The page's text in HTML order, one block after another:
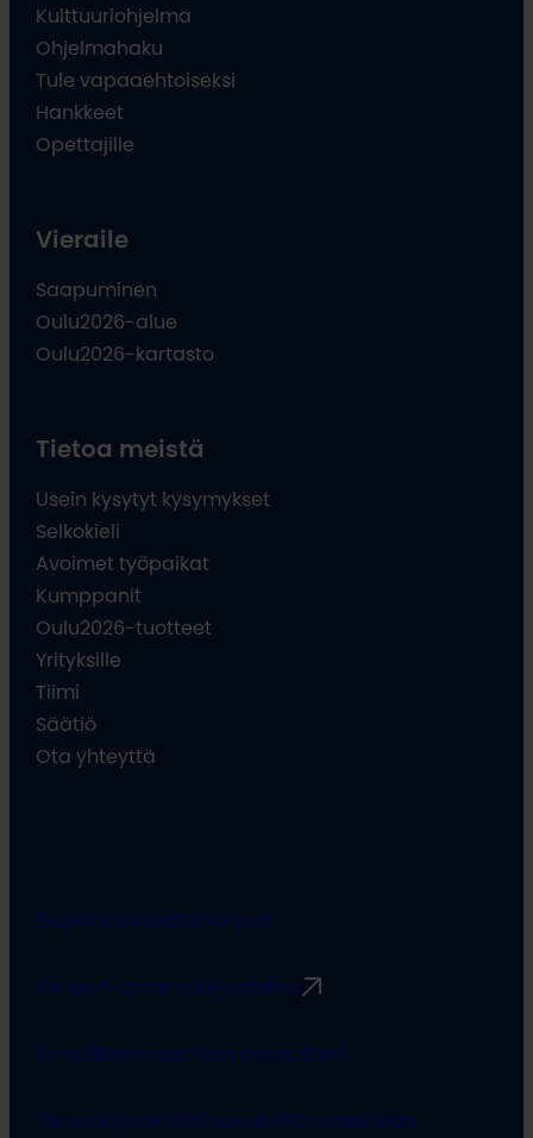
Kulttuuriohjelma
Ohjelmahaku
Tule vapaaehtoiseksi
Hankkeet
Opettajille
Vieraile
Saapuminen
Oulu2026-alue
Oulu2026-kartasto
Tietoa meistä
Usein kysytyt kysymykset
Selkokieli
Avoimet työpaikat
Kumppanit
Oulu2026-tuotteet
Yrityksille
Tiimi
Säätiö
Ota yhteyttä
Projektien viestintäohjeet
Rimbert-avustusjärjestelmä
Turvallisemman tilan periaatteet
TietosuojaselosteSaavutettavuusseloste